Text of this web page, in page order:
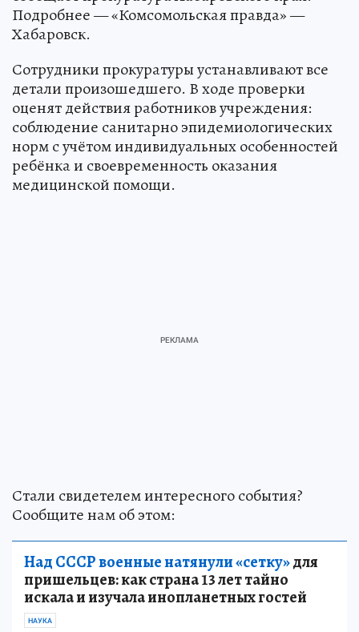
Подробнее — «Комсомольская правда» —
Хабаровск.
Сотрудники прокуратуры устанавливают все
детали произошедшего. В ходе проверки
оценят действия работников учреждения:
соблюдение санитарно эпидемиологических
норм с учётом индивидуальных особенностей
ребёнка и своевременность оказания
медицинской помощи.
Стали свидетелем интересного события?
Сообщите нам об этом:
Над СССР военные натянули «сетку»для
пришельцев: как страна 13 лет тайно
искала и изучала инопланетных гостей
НАУКА